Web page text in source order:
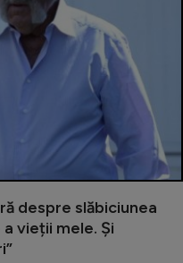
despre slăbiciunea
vieții mele. Și